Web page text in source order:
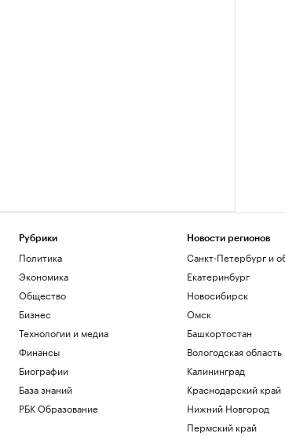
Рубрики
Политика
Экономика
Общество
Бизнес
Технологии и медиа
Финансы
Биографии
База знаний
РБК Образование
Новости регионов
Санкт-Петербург и
Екатеринбург
Новосибирск
Омск
Башкортостан
Вологодская область
Калининград
Краснодарский край
Нижний Новгород
Пермский край